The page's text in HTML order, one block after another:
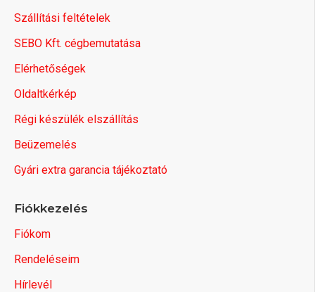
Szállítási feltételek
SEBO Kft. cégbemutatása
Elérhetőségek
Oldaltkérkép
Régi készülék elszállítás
Beüzemelés
Gyári extra garancia tájékoztató
Fiókkezelés
Fiókom
Rendeléseim
Hírlevél